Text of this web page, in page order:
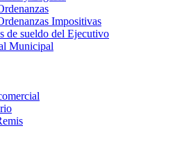
Impositivas
de sueldo del Ejecutivo
Municipal